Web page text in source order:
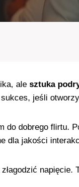
ale sztuka
jeśli
do dobrego flirtu.
dla jakości